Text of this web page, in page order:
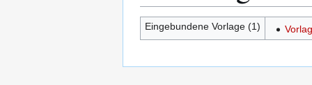
Eingebundene Vorlage (1)